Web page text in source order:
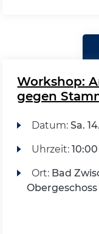
Workshop:
gegen
Datum: Sa.
Uhrzeit:
Ort: Bad
Obergeschoss